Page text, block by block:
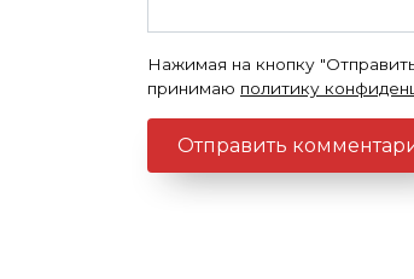
Нажимая на кнопку
принимаю политику